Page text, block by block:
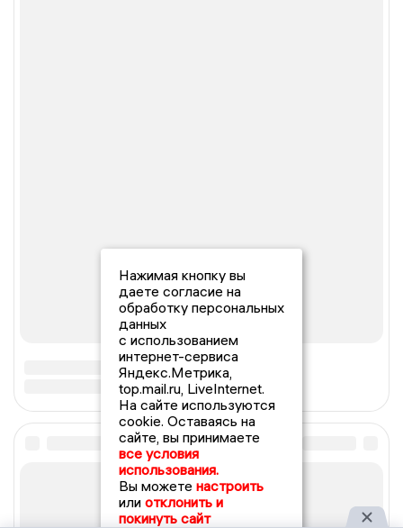
Нажимая кнопку вы
даете согласие на
обработку персональных
данных
с использованием
интернет-сервиса
Яндекс.Метрика,
top.mail.ru, LiveInternet.
На сайте используются
cookie. Оставаясь на
сайте, вы принимаете
все условия
использования.
Вы можете настроить
или отклонить и
покинуть сайт